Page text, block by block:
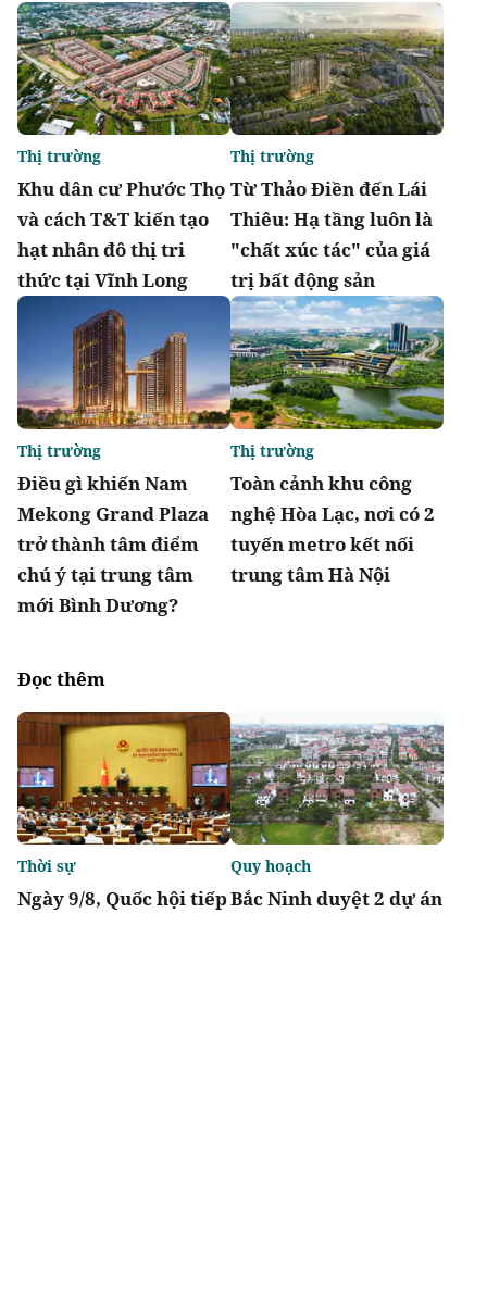
Khu dân cư Phước Thọ
và cách T&T kiến tạo
hạt nhân đô thị tri
thức tại Vĩnh Long
Thị trường
Từ Thảo Điền đến Lái
Thiêu: Hạ tầng luôn là
"chất xúc tác" của giá
trị bất động sản
Thị trường
Điều gì khiến Nam
Mekong Grand Plaza
trở thành tâm điểm
chú ý tại trung tâm
mới Bình Dương?
Thị trường
Toàn cảnh khu công
nghệ Hòa Lạc, nơi có 2
tuyến metro kết nối
trung tâm Hà Nội
Thị trường
Đọc thêm
Ngày 9/8, Quốc hội tiếp
Thời sự
Bắc Ninh duyệt 2 dự án
Quy hoạch